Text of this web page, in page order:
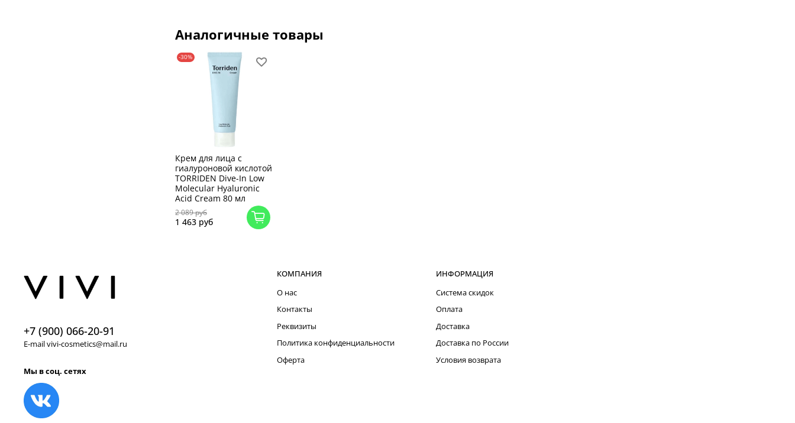
Аналогичные товары
-30%
Крем для лица с
гиалуроновой кислотой
TORRIDEN Dive-In Low
Molecular Hyaluronic
Acid Cream 80 мл
2 089 руб
1 463 руб
КОМПАНИЯ
О нас
Контакты
Реквизиты
Политика конфиденциальности
Оферта
ИНФОРМАЦИЯ
Система скидок
Оплата
Доставка
Доставка по России
Условия возврата
+7 (900) 066-20-91
E-mail vivi-cosmetics@mail.ru
Мы в соц. сетях